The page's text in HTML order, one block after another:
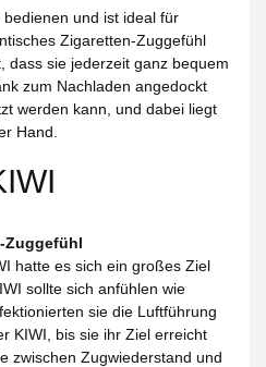
und ist ideal für
Zigaretten-Zuggefühl
dass sie jederzeit ganz bequem
zum Nachladen angedockt
werden kann, und dabei liegt
Hand.
Zuggefühl
hatte es sich ein großes Ziel
sollte sich anfühlen wie
sie die Luftführung
KIWI, bis sie ihr Ziel erreicht
zwischen Zugwiederstand und